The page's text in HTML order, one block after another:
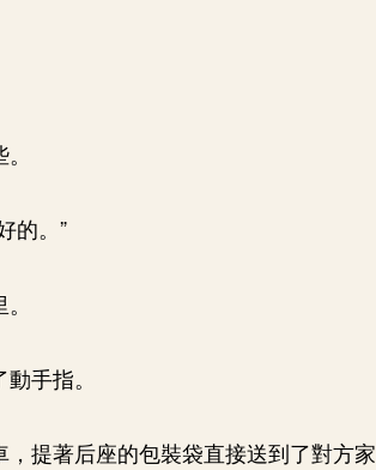
的。”
手指。
提著后座的包裝袋直接送到了對方家